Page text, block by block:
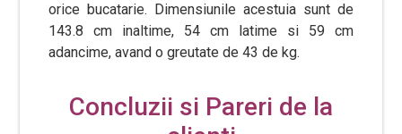
orice bucatarie. Dimensiunile acestuia sunt de
143.8 cm inaltime, 54 cm latime si 59 cm
adancime, avand o greutate de 43 de kg.
Concluzii si Pareri de la